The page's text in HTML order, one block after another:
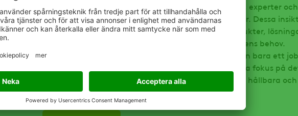
Vi söker aktivt möjligheter att lyssna på våra kunder, experter
tar till oss deras insikter och lär av deras erfarenheter. Dessa
kombineras med vår expertis för att skapa nya produkter,
och relevant information – alltid med fokus på kundens behov.
Vi brinner för jordbruk och ser vårt arbete som mer än bara ett
och handlingskraftiga inställning hjälper oss att hålla fokus på
betyder mest: att hjälpa våra kunder att bygga mer hållbara
verksamheter.